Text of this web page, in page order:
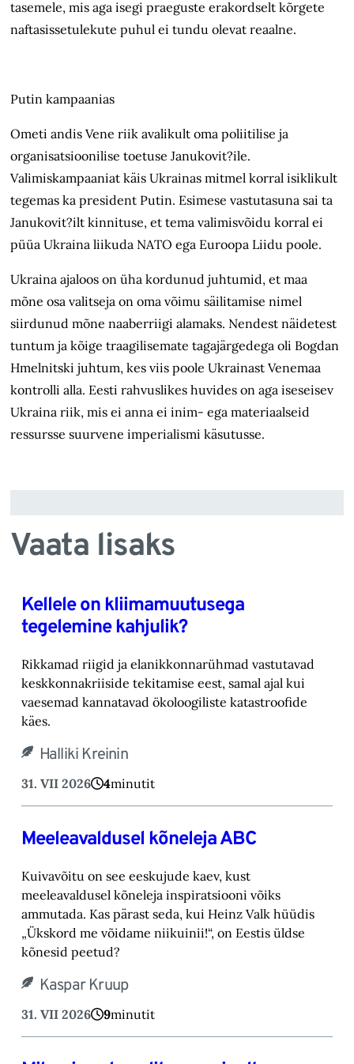
tasemele, mis aga isegi praeguste erakordselt kõrgete
naftasissetulekute puhul ei tundu olevat reaalne.
Putin kampaanias
Ometi andis Vene riik avalikult oma poliitilise ja
organisatsioonilise toetuse Janukovit?ile.
Valimiskampaaniat käis Ukrainas mitmel korral isiklikult
tegemas ka president Putin. Esimese vastutasuna sai ta
Janukovit?ilt kinnituse, et tema valimisvõidu korral ei
püüa Ukraina liikuda NATO ega Euroopa Liidu poole.
Ukraina ajaloos on üha kordunud juhtumid, et maa
mõne osa valitseja on oma võimu säilitamise nimel
siirdunud mõne naaberriigi alamaks. Nendest näidetest
tuntum ja kõige traagilisemate tagajärgedega oli Bogdan
Hmelnitski juhtum, kes viis poole Ukrainast Venemaa
kontrolli alla. Eesti rahvuslikes huvides on aga iseseisev
Ukraina riik, mis ei anna ei inim- ega materiaalseid
ressursse suurvene imperialismi käsutusse.
Vaata lisaks
Kellele on kliimamuutusega
tegelemine kahjulik?
Rikkamad riigid ja elanikkonnarühmad vastutavad
keskkonnakriiside tekitamise eest, samal ajal kui
vaesemad kannatavad ökoloogiliste katastroofide
käes.
Halliki Kreinin
31. VII 2026 4minutit
Meeleavaldusel kõneleja ABC
Kuivavõitu on see eeskujude kaev, kust
meeleavaldusel kõneleja inspiratsiooni võiks
ammutada. Kas pärast seda, kui Heinz Valk hüüdis
„Ükskord me võidame niikuinii!“, on Eestis üldse
kõnesid peetud?
Kaspar Kruup
31. VII 2026 9minutit